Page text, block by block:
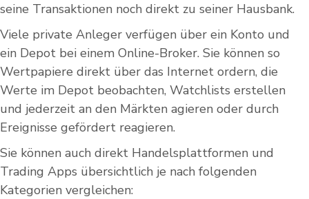
seine Transaktionen noch direkt zu seiner Hausbank.
Viele private Anleger verfügen über ein Konto und
ein Depot bei einem Online-Broker. Sie können so
Wertpapiere direkt über das Internet ordern, die
Werte im Depot beobachten, Watchlists erstellen
und jederzeit an den Märkten agieren oder durch
Ereignisse gefördert reagieren.
Sie können auch direkt Handelsplattformen und
Trading Apps übersichtlich je nach folgenden
Kategorien vergleichen: